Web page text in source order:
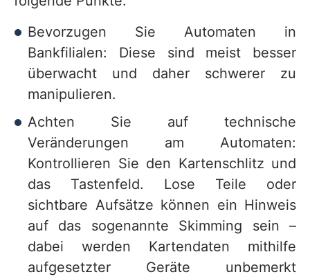
Bevorzugen Sie Automaten in
Bankfilialen: Diese sind meist besser
überwacht und daher schwerer zu
manipulieren.
Achten Sie auf technische
Veränderungen am Automaten:
Kontrollieren Sie den Kartenschlitz und
das Tastenfeld. Lose Teile oder
sichtbare Aufsätze können ein Hinweis
auf das sogenannte Skimming sein –
dabei werden Kartendaten mithilfe
aufgesetzter Geräte unbemerkt